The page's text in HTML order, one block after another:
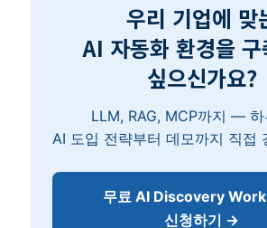
우리 기업에 맞
AI 자동화 환경을 구
싶으신가요?
LLM, RAG, MCP까지 — 하
AI 도입 전략부터 데모까지 직접
무료 AI Discovery
신청하기 →